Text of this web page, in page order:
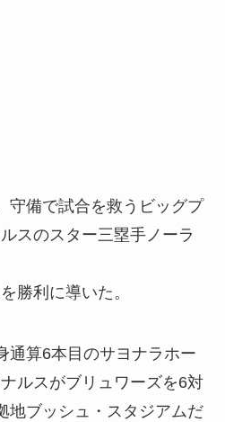
備で試合を救うビッグプ
スのスター三塁手ノーラ
勝利に導いた。
通算6本目のサヨナラホー
ルスがブリュワーズを6対
地ブッシュ・スタジアムだ